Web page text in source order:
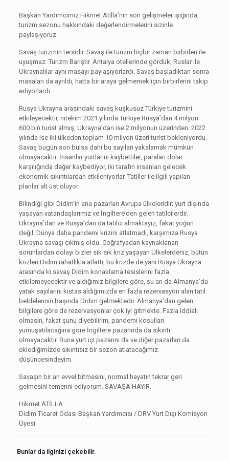
Başkan Yardımcımız Hikmet Atilla’nın son gelişmeler ışığında,
turizm sezonu hakkındaki değerlendirmelerini sizinle
paylaşıyoruz
Savaş turizmin tersidir. Savaş ile turizm hiçbir zaman birbirleri ile
uyuşmaz. Turizm Barıştır. Antalya otellerinde gördük, Ruslar ile
Ukraynalılar aynı masayı paylaşıyorlardı. Savaş başladıktan sonra
masaları da ayrıldı, hatta bir araya gelmemek için birbirlerini takip
ediyorlardı.
Rusya Ukrayna arasındaki savaş kuşkusuz Türkiye turizmini
etkileyecektir, nitekim 2021 yılında Türkiye Rusya’dan 4 milyon
600 bin turist almış, Ukrayna’dan ise 2 milyonun üzerinden. 2022
yılında ise iki ülkeden toplam 10 milyon üzeri turist bekleniyordu.
Savaş bugün son bulsa dahi bu sayıları yakalamak mümkün
olmayacaktır. İnsanlar yurtlarını kaybettiler, paraları dolar
karşılığında değer kaybediyor, iki tarafın insanları gelecek
ekonomik sıkıntılardan etkileniyorlar. Tatiller ile ilgili yapılan
planlar alt üst oluyor.
Bilindiği gibi Didim’in ana pazarları Avrupa ülkeleridir; yurt dışında
yaşayan vatandaşlarımız ve İngiltere’den gelen tatilcilerdir.
Ukrayna’dan ve Rusya’dan da tatilci almaktayız, fakat yoğun
değil. Dünya daha pandemi krizini atlatmadı, karşımıza Rusya
Ukrayna savaşı çıkmış oldu. Coğrafyadan kaynaklanan
sorunlardan dolayı bizler sık sık kriz yaşayan Ülkelerdeniz, bütün
krizleri Didim rahatlıkla atlattı, bu krizde de yani Rusya Ukrayna
arasında ki savaş Didim konaklama tesislerini fazla
etkilemeyecektir ve aldığımız bilgilere göre, şu an da Almanya’da
yatak sayılarını kıstas aldığımızda en fazla rezervasyon alan tatil
beldelerinin başında Didim gelmektedir. Almanya’dan gelen
bilgilere göre de rezervasyonlar çok iyi gitmekte. Fazla iddialı
olmasın, fakat şunu diyebilirim, pandemi koşulları
yumuşatılacağına göre İngiltere pazarında da sıkıntı
olmayacaktır. Buna yurt içi pazarını da ve diğer pazarları da
eklediğimizde sıkıntısız bir sezon atlatacağımız
düşüncesindeyim.
Savaşın bir an evvel bitmesini, normal hayatın tekrar geri
gelmesini temenni ediyorum. SAVAŞA HAYIR.
Hikmet ATİLLA
Didim Ticaret Odası Başkan Yardımcısı / DRV Yurt Dışı Komisyon
Üyesi
Bunlar da ilginizi çekebilir.